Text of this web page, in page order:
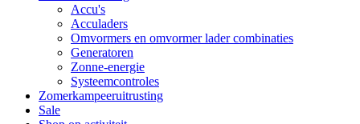
Accu's
Acculaders
Omvormers en omvormer lader combinaties
Generatoren
Zonne-energie
Systeemcontroles
Zomerkampeeruitrusting
Sale